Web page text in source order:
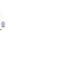
0